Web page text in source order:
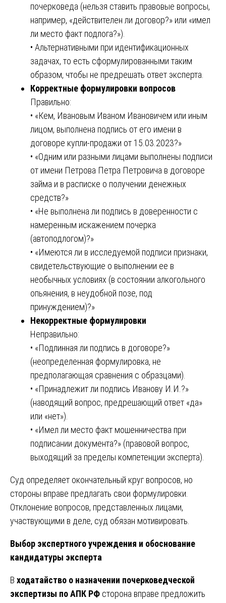
почерковеда (нельзя ставить правовые вопросы,
например, «действителен ли договор?» или «имел
ли место факт подлога?»).
• Альтернативными при идентификационных
задачах, то есть сформулированными таким
образом, чтобы не предрешать ответ эксперта.
Корректные формулировки вопросов
Правильно:
• «Кем, Ивановым Иваном Ивановичем или иным
лицом, выполнена подпись от его имени в
договоре купли-продажи от 15.03.2023?»
• «Одним или разными лицами выполнены подписи
от имени Петрова Петра Петровича в договоре
займа и в расписке о получении денежных
средств?»
• «Не выполнена ли подпись в доверенности с
намеренным искажением почерка
(автоподлогом)?»
• «Имеются ли в исследуемой подписи признаки,
свидетельствующие о выполнении ее в
необычных условиях (в состоянии алкогольного
опьянения, в неудобной позе, под
принуждением)?»
Некорректные формулировки
Неправильно:
• «Подлинная ли подпись в договоре?»
(неопределенная формулировка, не
предполагающая сравнения с образцами).
• «Принадлежит ли подпись Иванову И.И.?»
(наводящий вопрос, предрешающий ответ «да»
или «нет»).
• «Имел ли место факт мошенничества при
подписании документа?» (правовой вопрос,
выходящий за пределы компетенции эксперта).
Суд определяет окончательный круг вопросов, но
стороны вправе предлагать свои формулировки.
Отклонение вопросов, представленных лицами,
участвующими в деле, суд обязан мотивировать.
Выбор экспертного учреждения и обоснование
кандидатуры эксперта
В ходатайство о назначении почерковедческой
экспертизы по АПК РФ сторона вправе предложить